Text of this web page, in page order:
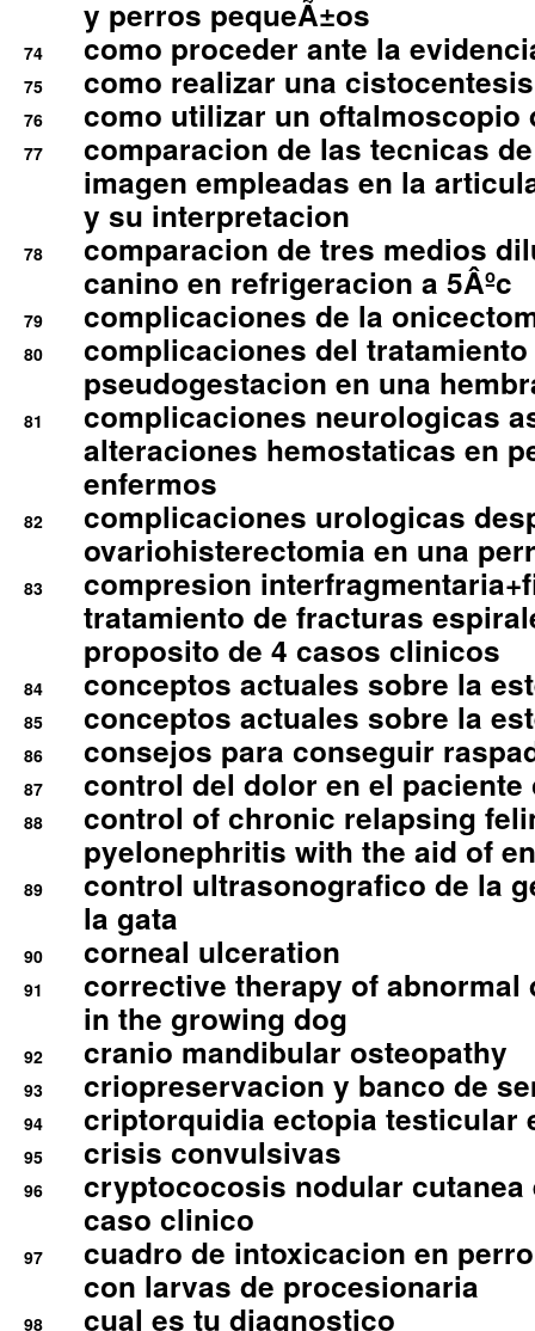
y perros pequeÃ±os
74 como proceder ante la
75 como realizar una
76 como utilizar un oftalmoscopio
77
comparacion de las tecnicas
imagen empleadas en la
y su interpretacion
78
comparacion de tres medios
canino en refrigeracion a 5Âºc
79 complicaciones de la
80
complicaciones del
pseudogestacion en una
81
complicaciones neurologicas
alteraciones hemostaticas en
enfermos
82
complicaciones urologicas
ovariohisterectomia en una
83
compresion
tratamiento de fracturas
proposito de 4 casos clinicos
84 conceptos actuales sobre la
85 conceptos actuales sobre la
86 consejos para conseguir
87 control del dolor en el
88
control of chronic relapsing
pyelonephritis with the aid of
89
control ultrasonografico de la
la gata
90 corneal ulceration
91
corrective therapy of abnormal
in the growing dog
92 cranio mandibular osteopathy
93 criopreservacion y banco de
94 criptorquidia ectopia testicular
95 crisis convulsivas
96
cryptococosis nodular cutanea
caso clinico
97
cuadro de intoxicacion en
con larvas de procesionaria
98 cual es tu diagnostico